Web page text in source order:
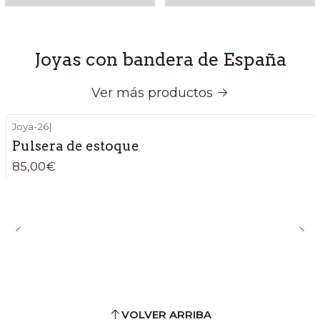
Joyas con bandera de España
Ver más productos
Joya-26|
Pulsera de estoque
85,00€
VOLVER ARRIBA